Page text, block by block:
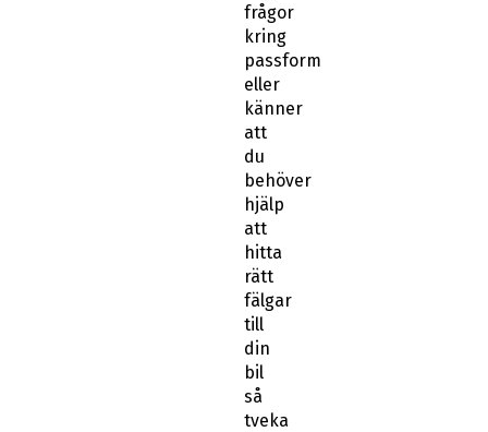
frågor
kring
passform
eller
känner
att
du
behöver
hjälp
att
hitta
rätt
fälgar
till
din
bil
så
tveka